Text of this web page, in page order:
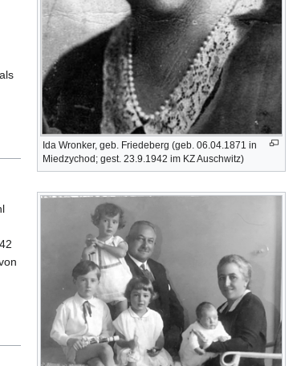
Ida Wronker, geb. Friedeberg (geb. 06.04.1871 in
Miedzychod; gest. 23.9.1942 im KZ Auschwitz)